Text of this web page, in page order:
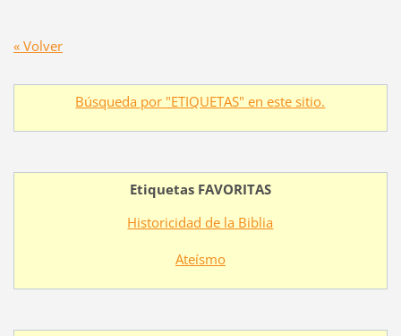
« Volver
Búsqueda por "ETIQUETAS" en este sitio.
Etiquetas FAVORITAS
Historicidad de la Biblia
Ateísmo